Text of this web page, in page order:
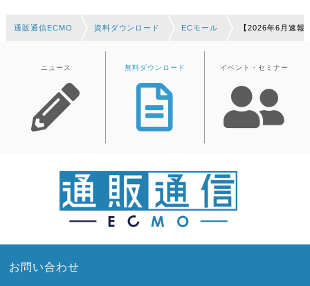
通販通信ECMO 資料ダウンロード ECモール 【2026年6月速報
ニュース 無料ダウンロード イベント・セミナー
お問い合わせ